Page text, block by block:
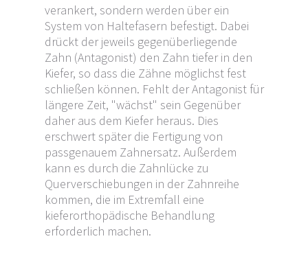
verankert, sondern werden über ein
System von Haltefasern befestigt. Dabei
drückt der jeweils gegenüberliegende
Zahn (Antagonist) den Zahn tiefer in den
Kiefer, so dass die Zähne möglichst fest
schließen können. Fehlt der Antagonist für
längere Zeit, "wächst" sein Gegenüber
daher aus dem Kiefer heraus. Dies
erschwert später die Fertigung von
passgenauem Zahnersatz. Außerdem
kann es durch die Zahnlücke zu
Querverschiebungen in der Zahnreihe
kommen, die im Extremfall eine
kieferorthopädische Behandlung
erforderlich machen.